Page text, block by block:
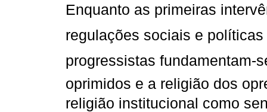
Enquanto as primeiras
regulações sociais e políticas
progressistas fundamentam-
oprimidos e a religião dos
religião institucional como